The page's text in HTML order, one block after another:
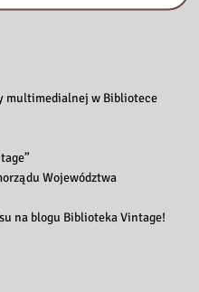
multimedialnej w Bibliotece
Województwa
na blogu Biblioteka Vintage!